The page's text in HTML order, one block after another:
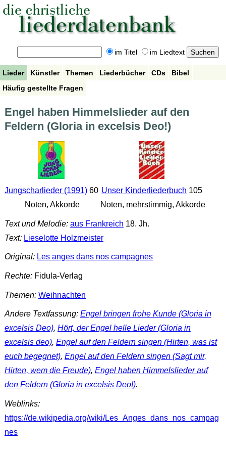
im Titel im Liedtext
Lieder Künstler Themen Liederbücher CDs
Bibel
Häufig gestellte Fragen
Engel haben Himmelslieder auf den
Feldern (Gloria in excelsis Deo!)
Jungscharlieder (1991)60
Noten, Akkorde
Unser Kinderliederbuch 105
Noten, mehrstimmig, Akkorde
Text und Melodie: aus Frankreich 18. Jh.
Text: Lieselotte Holzmeister
Original: Les anges dans nos campagnes
Rechte:Fidula-Verlag
Themen: Weihnachten
Andere Textfassung: Engel bringen frohe Kunde (Gloria in
excelsis Deo), Hört, der Engel helle Lieder (Gloria in
excelsis deo), Engel auf den Feldern singen (Hirten, was ist
euch begegnet), Engel auf den Feldern singen (Sagt mir,
Hirten, wem die Freude), Engel haben Himmelslieder auf
den Feldern (Gloria in excelsis Deo!).
Weblinks:
https://de.wikipedia.org/wiki/Les_Anges_dans_nos_campag
nes